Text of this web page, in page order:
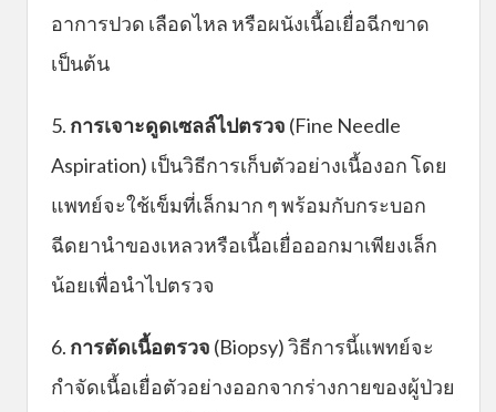
อาการปวด เลือดไหล หรือผนังเนื้อเยื่อฉีกขาด
เป็นต้น
5. การเจาะดูดเซลล์ไปตรวจ (Fine Needle
Aspiration) เป็นวิธีการเก็บตัวอย่างเนื้องอก โดย
แพทย์จะใช้เข็มที่เล็กมาก ๆ พร้อมกับกระบอก
ฉีดยานำของเหลวหรือเนื้อเยื่อออกมาเพียงเล็ก
น้อยเพื่อนำไปตรวจ
6. การตัดเนื้อตรวจ (Biopsy) วิธีการนี้แพทย์จะ
กำจัดเนื้อเยื่อตัวอย่างออกจากร่างกายของผู้ป่วย